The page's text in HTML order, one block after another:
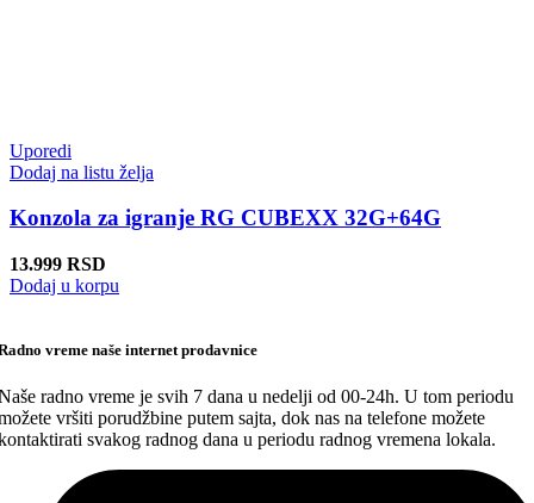
Uporedi
Dodaj na listu želja
Konzola za igranje RG CUBEXX 32G+64G
13.999 RSD
Dodaj u korpu
vreme naše internet prodavnice
radno vreme je svih 7 dana u nedelji od 00-24h. U tom periodu
vršiti porudžbine putem sajta, dok nas na telefone možete
svakog radnog dana u periodu radnog vremena lokala.